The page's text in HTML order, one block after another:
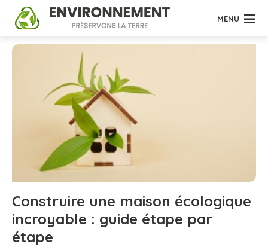
MENU
Construire une maison écologique
incroyable : guide étape par
étape